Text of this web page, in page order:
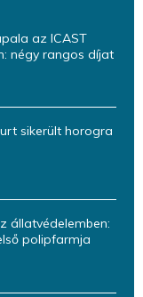
az ICAST
négy rangos díjat
sikerült horogra
állatvédelemben:
polipfarmja